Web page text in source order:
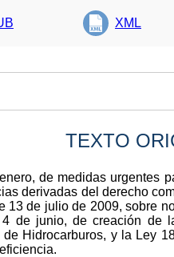
XML
TEXTO
de medidas urgentes
derivadas del derecho
de julio de 2009, sobre
de junio, de creación de
Hidrocarburos, y la Ley